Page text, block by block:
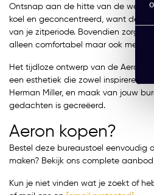
Ontsnap aan de hitte van de
koel en geconcentreerd, want de
van je zitperiode. Bovendien zorgt
alleen comfortabel maar ook met
Het tijdloze ontwerp van de Aeron
een esthetiek die zowel inspirerend
Herman Miller, en maak van jouw
gedachten is gecreëerd.
Aeron kopen?
Bestel deze bureaustoel eenvoudig
maken? Bekijk ons complete aanbod
Kun je niet vinden wat je zoekt of